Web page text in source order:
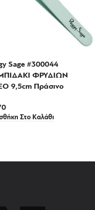
Sage #300044
ΦΡΥΔΙΩΝ
9,5cm Πράσινο
Στο Καλάθι